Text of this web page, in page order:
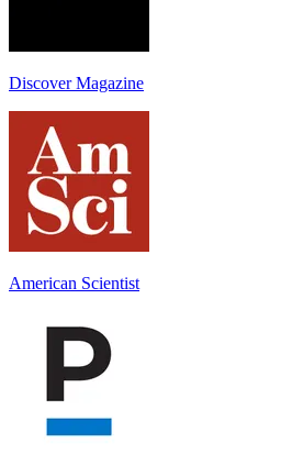
Discover Magazine
American Scientist